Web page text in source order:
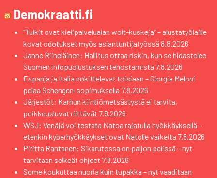
Demokraatti.fi
“Tulkit ovat kielipalvelualan wolt-kuskeja” – alustatyölaille
kovat odotukset myös asiantuntijatyössä 8.8.2026
Janne Riiheläinen: Hallitus ottaa riskin, kun se hidastelee
Suomen infopuolustuksen tehostamista 7.8.2026
Espanja ja Italia nokittelevat toisiaan – Giorgia Meloni
pelaa Schengen-sopimuksella 7.8.2026
Järjestöt: Karhun kiintiömetsästystä ei tarvita,
poikkeusluvat riittävät 7.8.2026
WSJ: Venäjä voi testata Natoa rajatulla hyökkäyksellä –
etenkin kyberhyökkäykset ovat Natolle vaikeita 7.8.2026
Piritta Rantanen: Sikarutossa on paljon pelissä – nyt
tarvitaan selkeät ohjeet 7.8.2026
Some koukuttaa nuoria kuin tupakka – nyt vaaditaan